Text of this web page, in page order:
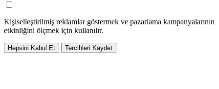
Kişiselleştirilmiş reklamlar göstermek ve pazarlama kampanyalarının
etkinliğini ölçmek için kullanılır.
Hepsini Kabul Et Tercihleri Kaydet